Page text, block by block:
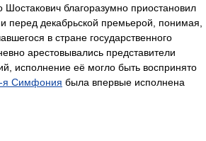
Шостакович благоразумно приостановил
перед декабрьской премьерой, понимая,
в стране государственного
арестовывались представители
исполнение её могло быть воспринято
я Симфония была впервые исполнена